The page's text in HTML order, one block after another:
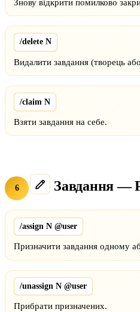
Знову відкрити помилково
/delete N
Видалити завдання (творець
/claim N
Взяти завдання на себе.
6 Завдання —
/assign N @user
Призначити завдання одному
/unassign N @user
Прибрати призначених.